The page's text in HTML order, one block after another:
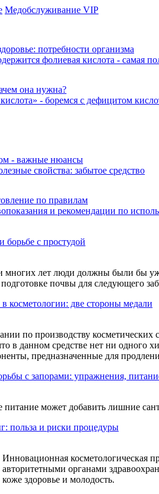
Медобслуживание VIP
потребности организма
фолиевая кислота - cамая
она нужна?
- боремся с дефицитом
- важные нюансы
свойства: забытое средство
по правилам
и рекомендации по
борьбе с простудой
многих лет люди должны были бы
почвы для следующего
косметологии: две стороны медали
по производству косметических
в данном средстве нет ни одного
предназначенные для
с запорами: упражнения,
питание может добавить лишние
польза и риски процедуры
Инновационная косметологическая
авторитетными органами
коже здоровье и молодость.